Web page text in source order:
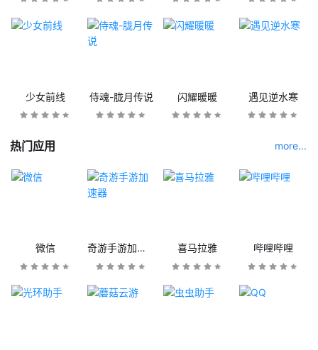
少女前线 侍魂-胧月传说 闪耀暖暖 遇见逆水寒
热门应用 more...
微信 奇游手游加速器 喜马拉雅 哔哩哔哩